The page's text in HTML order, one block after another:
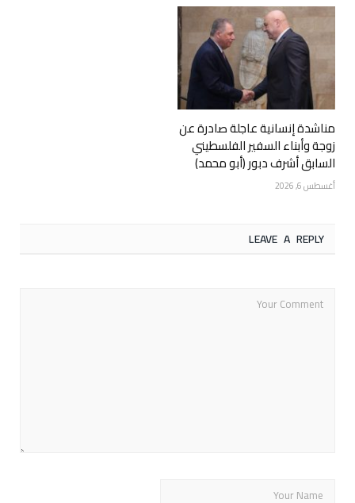
مناشدة إنسانية عاجلة صادرة عن
زوجة وأبناء السفير الفلسطيني
السابق أشرف دبور (أبو محمد)
أغسطس 6, 2026
LEAVE A REPLY